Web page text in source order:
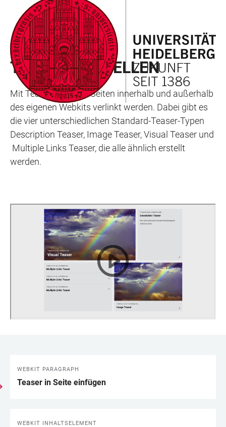
LINKS
ZUR
BARRIEREFREIHEIT
ZUM
HAUPTINHALT
HAUPTNAVIGATION
ÖFFNEN
WEBSEITENSUCHE
ÖFFNEN
WEBKIT INHALTSELEMENT
TEASER ERSTELLEN
Mit Teasern können Seiten innerhalb und außerhalb
des eigenen Webkits verlinkt werden. Dabei gibt es
die vier unterschiedlichen Standard-Teaser-Typen
Description Teaser, Image Teaser, Visual Teaser und
Multiple Links Teaser, die alle ähnlich erstellt
werden.
LINKS
WEBKIT PARAGRAPH
Teaser in Seite einfügen
WEBKIT INHALTSELEMENT